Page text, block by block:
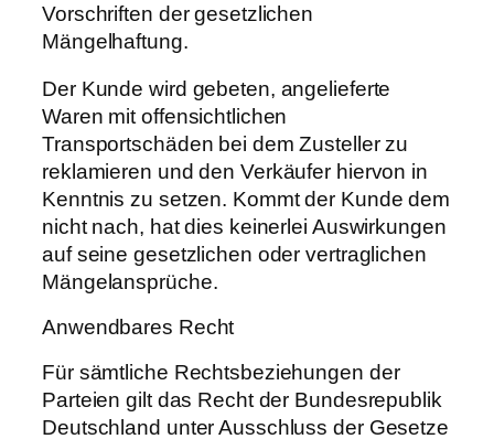
Vorschriften der gesetzlichen
Mängelhaftung.
Der Kunde wird gebeten, angelieferte
Waren mit offensichtlichen
Transportschäden bei dem Zusteller zu
reklamieren und den Verkäufer hiervon in
Kenntnis zu setzen. Kommt der Kunde dem
nicht nach, hat dies keinerlei Auswirkungen
auf seine gesetzlichen oder vertraglichen
Mängelansprüche.
Anwendbares Recht
Für sämtliche Rechtsbeziehungen der
Parteien gilt das Recht der Bundesrepublik
Deutschland unter Ausschluss der Gesetze